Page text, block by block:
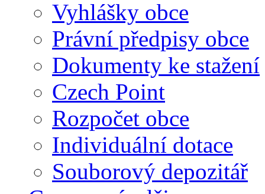
Vyhlášky obce
Právní předpisy obce
Dokumenty ke stažení
Czech Point
Rozpočet obce
Individuální dotace
Souborový depozitář